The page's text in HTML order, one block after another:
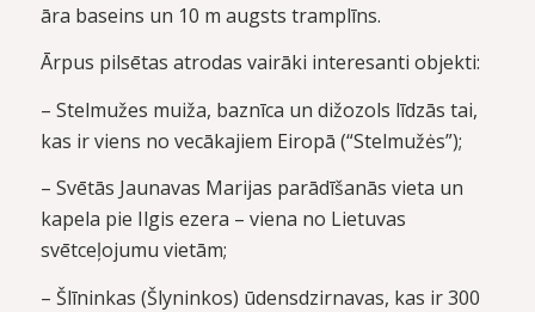
āra baseins un 10 m augsts tramplīns.
Ārpus pilsētas atrodas vairāki interesanti objekti:
– Stelmužes muiža, baznīca un dižozols līdzās tai,
kas ir viens no vecākajiem Eiropā (“Stelmužės”);
– Svētās Jaunavas Marijas parādīšanās vieta un
kapela pie Ilgis ezera – viena no Lietuvas
svētceļojumu vietām;
– Šlīninkas (Šlyninkos) ūdensdzirnavas, kas ir 300